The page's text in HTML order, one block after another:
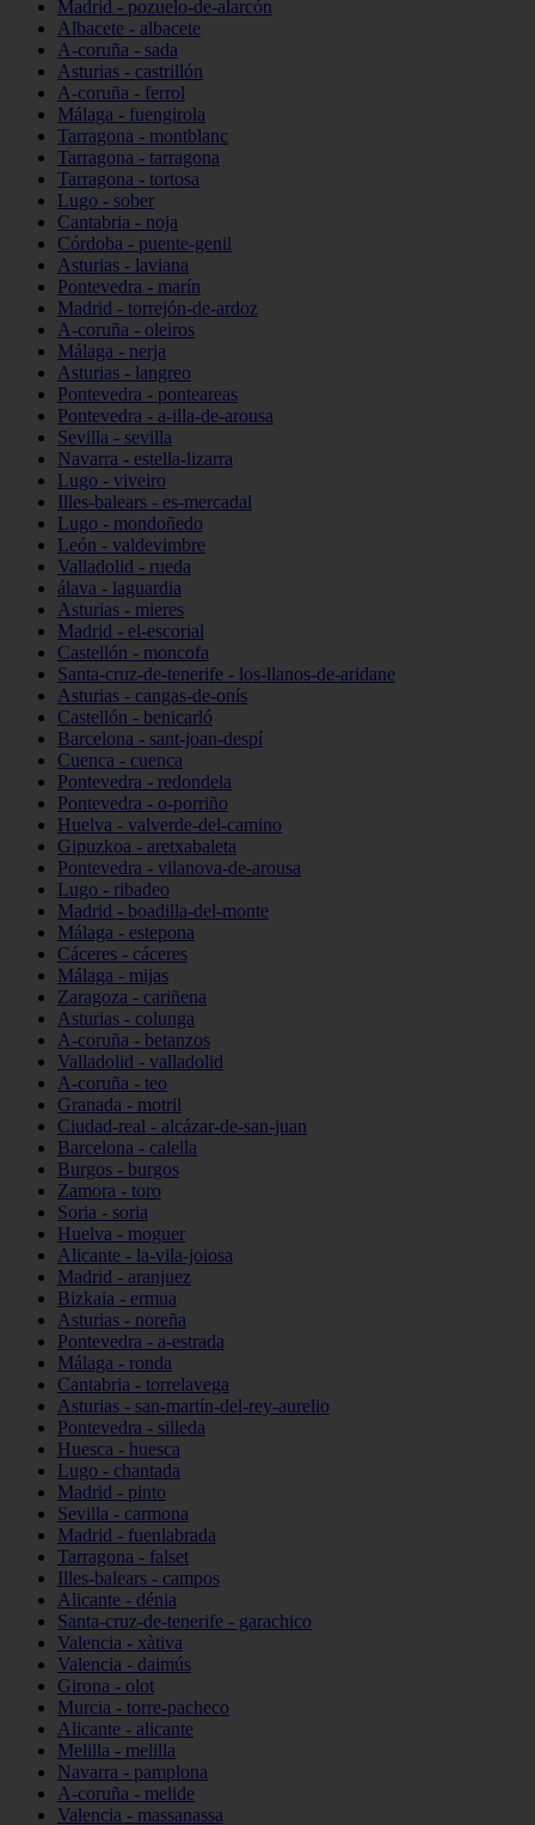
Madrid - pozuelo-de-alarcón
Albacete - albacete
A-coruña - sada
Asturias - castrillón
A-coruña - ferrol
Málaga - fuengirola
Tarragona - montblanc
Tarragona - tarragona
Tarragona - tortosa
Lugo - sober
Cantabria - noja
Córdoba - puente-genil
Asturias - laviana
Pontevedra - marín
Madrid - torrejón-de-ardoz
A-coruña - oleiros
Málaga - nerja
Asturias - langreo
Pontevedra - ponteareas
Pontevedra - a-illa-de-arousa
Sevilla - sevilla
Navarra - estella-lizarra
Lugo - viveiro
Illes-balears - es-mercadal
Lugo - mondoñedo
León - valdevimbre
Valladolid - rueda
álava - laguardia
Asturias - mieres
Madrid - el-escorial
Castellón - moncofa
Santa-cruz-de-tenerife - los-llanos-de-aridane
Asturias - cangas-de-onís
Castellón - benicarló
Barcelona - sant-joan-despí
Cuenca - cuenca
Pontevedra - redondela
Pontevedra - o-porriño
Huelva - valverde-del-camino
Gipuzkoa - aretxabaleta
Pontevedra - vilanova-de-arousa
Lugo - ribadeo
Madrid - boadilla-del-monte
Málaga - estepona
Cáceres - cáceres
Málaga - mijas
Zaragoza - cariñena
Asturias - colunga
A-coruña - betanzos
Valladolid - valladolid
A-coruña - teo
Granada - motril
Ciudad-real - alcázar-de-san-juan
Barcelona - calella
Burgos - burgos
Zamora - toro
Soria - soria
Huelva - moguer
Alicante - la-vila-joiosa
Madrid - aranjuez
Bizkaia - ermua
Asturias - noreña
Pontevedra - a-estrada
Málaga - ronda
Cantabria - torrelavega
Asturias - san-martín-del-rey-aurelio
Pontevedra - silleda
Huesca - huesca
Lugo - chantada
Madrid - pinto
Sevilla - carmona
Madrid - fuenlabrada
Tarragona - falset
Illes-balears - campos
Alicante - dénia
Santa-cruz-de-tenerife - garachico
Valencia - xàtiva
Valencia - daimús
Girona - olot
Murcia - torre-pacheco
Alicante - alicante
Melilla - melilla
Navarra - pamplona
A-coruña - melide
Valencia - massanassa